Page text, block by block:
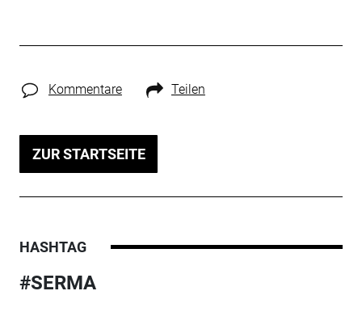
Kommentare Teilen
ZUR STARTSEITE
HASHTAG
#SERMA